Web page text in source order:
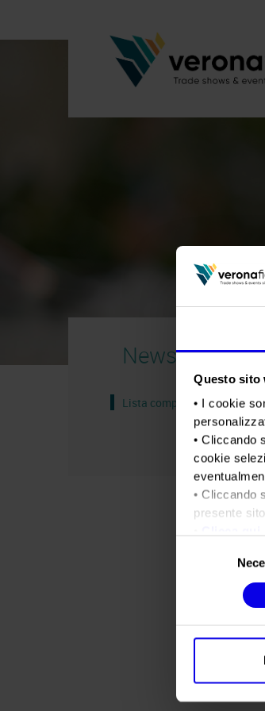
Questo sito
• I cookie
• Cliccando
cookie
• Cliccando
presente
News
Lista completa